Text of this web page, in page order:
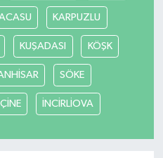
KARPUZLU
KUŞADASI KÖŞK
SÖKE
ÇİNE İNCİRLİOVA